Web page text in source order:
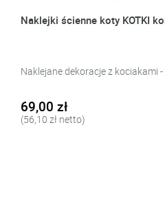
Naklejki ścienne koty KOTKI
Naklejane dekoracje z kociakami -
69,00 zł
(56,10 zł netto)